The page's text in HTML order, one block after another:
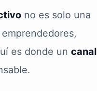
no es solo una
es donde un canal